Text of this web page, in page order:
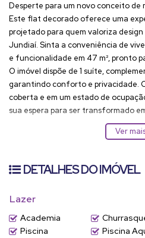
Desperte para um novo conceito de
Este flat decorado oferece uma
projetado para quem valoriza
Jundiaí. Sinta a conveniência de
e funcionalidade em 47 m², pronto
O imóvel dispõe de 1 suíte,
garantindo conforto e privacidade.
coberta e em um estado de
sua espera para ser transformado
O condomínio Línea Home Style
infraestrutura de lazer completa.
a rotina de exercícios na academia
amigos no salão de festas e na
oferecem opções adicionais de
Localizado no bairro
Centroem
variedade de serviços essenciais e
Ver
DETALHES DO IMÓVEL
Lazer
Academia
Piscina
Piscina